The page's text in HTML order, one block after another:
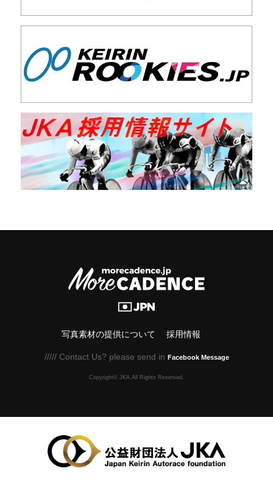
写真素材の提供について 採用情報
///// Contact Us? please send in Facebook Message
Copyright© JKA.All Rights Reserved.